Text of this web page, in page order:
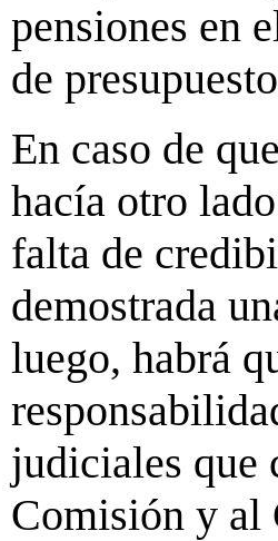
pensiones en
de
En caso de
hacía otro
falta de
demostrada
luego, habrá
judiciales que
Comisión y al